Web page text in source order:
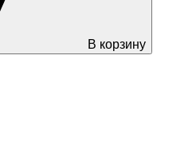
В корзину